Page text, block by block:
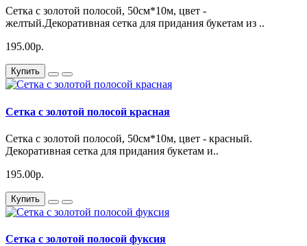
Сетка с золотой полосой, 50см*10м, цвет -
желтый.Декоративная сетка для придания букетам из ..
195.00р.
Купить
Сетка с золотой полосой красная
Сетка с золотой полосой, 50см*10м, цвет - красный.
Декоративная сетка для придания букетам и..
195.00р.
Купить
Сетка с золотой полосой фуксия